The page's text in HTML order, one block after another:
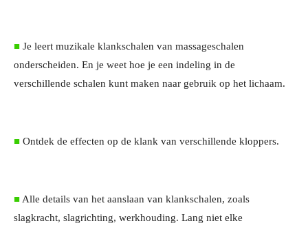
■ Je leert muzikale klankschalen van massageschalen
onderscheiden. En je weet hoe je een indeling in de
verschillende schalen kunt maken naar gebruik op het lichaam.
■ Ontdek de effecten op de klank van verschillende kloppers.
■ Alle details van het aanslaan van klankschalen, zoals
slagkracht, slagrichting, werkhouding. Lang niet elke